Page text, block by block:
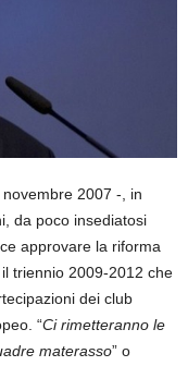
2007 -, in
da poco insediatosi
approvare la riforma
triennio 2009-2012 che
dei club
“Ci rimetteranno le
materasso” o